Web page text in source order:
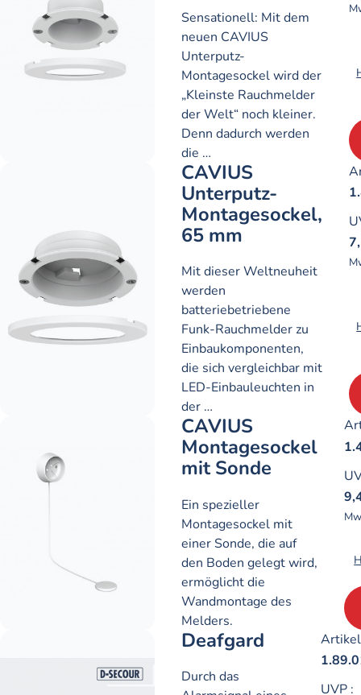
Sensationell: Mit dem
neuen CAVIUS
Unterputz-
Montagesockel wird der
„Kleinste Rauchmelder
der Welt“ noch kleiner.
Denn dadurch werden
die …
CAVIUS
Unterputz-
Montagesockel,
65 mm
Mit dieser Weltneuheit
werden
batteriebetriebene
Funk-Rauchmelder zu
Einbaukomponenten,
die sich vergleichbar mit
LED-Einbauleuchten in
der …
CAVIUS
Montagesockel
mit Sonde
Ein spezieller
Montagesockel mit
einer Sonde, die auf
den Boden gelegt wird,
ermöglicht die
Wandmontage des
Melders.
Deafgard
Durch das
UVP :